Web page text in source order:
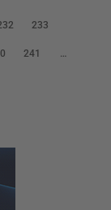
233
241 …